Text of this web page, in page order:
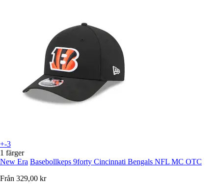
+-3
1 färger
New Era Basebollkeps 9forty Cincinnati Bengals NFL MC OTC
Från 329,00 kr